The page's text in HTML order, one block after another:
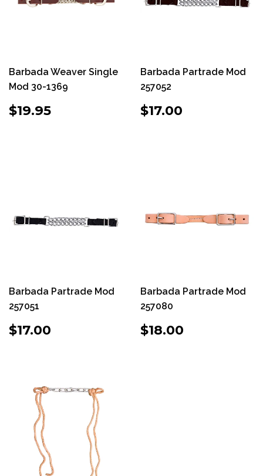
Barbada Weaver Single
Mod 30-1369
PRECIO
HABITUAL
$19.95
Barbada Partrade Mod
257052
PRECIO
HABITUAL
$17.00
Barbada Partrade Mod
257051
PRECIO
HABITUAL
$17.00
Barbada Partrade Mod
257080
PRECIO
HABITUAL
$18.00